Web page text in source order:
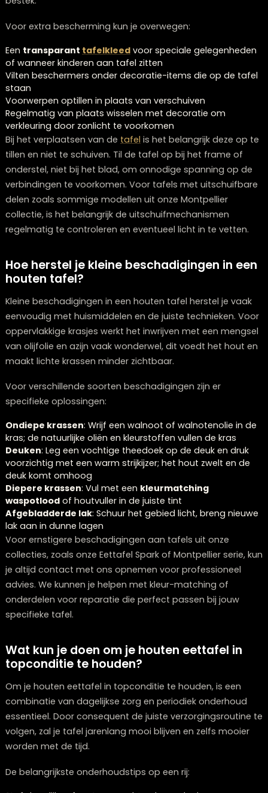
meubeloliën afgestemd op jouw
houtsoort
Vermijd ookdirecte warmtebronnen
of borden direct op tafel te plaatsen. De hitte kan de
beschermende laag beschadigen en permanente
of vlekken achterlaten. Gebruik altijd onderzetters en
placemats om je tafel te beschermen tegen hitte en
vocht.
Hoe bescherm je een houten tafel tegen
krassen en slijtage?
Je beschermt een houten tafel tegen krassen en
gebruik. Onderzetters voor glazen en warme borden
essentieel om zowel waterkringen als hittemerken te
voorkomen. Placemats beschermen niet alleen tegen
gemorst voedsel maar ook tegen kleine krasjes van
bestek.
Voor extra bescherming kun je overwegen:
Eentransparanttafelkleedvoor speciale
of wanneer kinderen aan tafel zitten
staan
Voorwerpen optillen in plaats van verschuiven
Regelmatig van plaats wisselen met decoratie om
verkleuring door zonlicht te voorkomen
Bij het verplaatsen van detafelis het belangrijk deze
tillen en niet te schuiven. Til de tafel op bij het frame
onderstel, niet bij het blad, om onnodige spanning op
verbindingen te voorkomen. Voor tafels met
delen zoals sommige modellen uit onze Montpellier
collectie, is het belangrijk de uitschuifmechanismen
regelmatig te controleren en eventueel licht in te
Hoe herstel je kleine beschadigingen in
Kleine beschadigingen in een houten tafel herstel je
oppervlakkige krasjes werkt het inwrijven met een
van olijfolie en azijn vaak wonderwel, dit voedt het
maakt lichte krassen minder zichtbaar.
specifieke oplossingen: